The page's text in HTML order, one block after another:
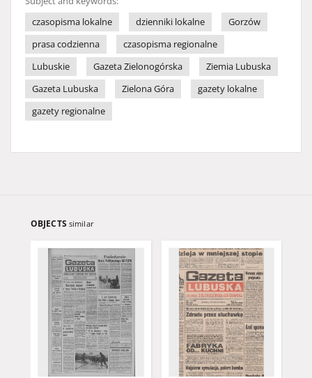
czasopisma lokalne
dzienniki lokalne
Gorzów
prasa codzienna
czasopisma regionalne
Lubuskie
Gazeta Zielonogórska
Ziemia Lubuska
Gazeta Lubuska
Zielona Góra
gazety lokalne
gazety regionalne
OBJECTS similar